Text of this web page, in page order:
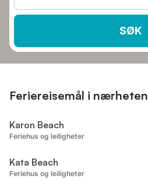
SØK
Feriereisemål i nærheten
Karon Beach
Feriehus og leiligheter
Kata Beach
Feriehus og leiligheter